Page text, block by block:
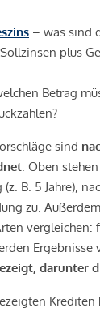
– was sind
plus
Betrag
sind
: Oben
B. 5 Jahre),
zu.
vergleichen:
Ergebnisse
darunter
Krediten